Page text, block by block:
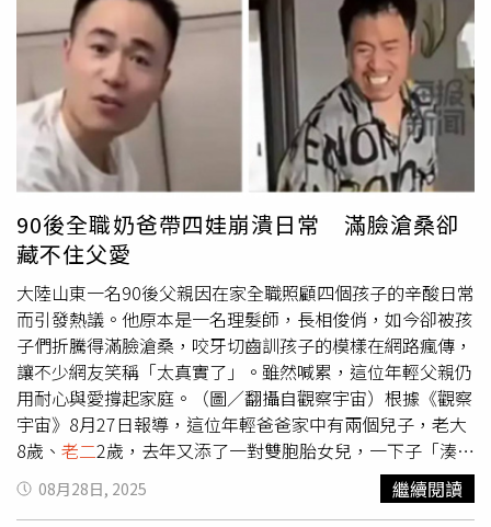
你應援的感覺，我覺得非常好。善用刻板印象：將「劣勢」
轉化為「攻擊」武器談到女團與男團在牌風上的差異，凱莉
認為男生很著重在打牌這個技巧啊，而她覺得：「我覺得每
個人都很像男生，大家都打得很激進」，打破了普遍覺得女
生偏弱的印象。她承認，女生上牌桌會遇到的最大挑戰是男
生會覺得說女生比較好打吧，一開始她也覺得這是劣勢，感
覺上桌每個人都在盯著我打，像是「臭魚」被大家虎視眈
眈。但現在，她已將心態轉化：「那表示我形象好啊！」她
發現，由於大家普遍覺得女生比較不敢 bluff（偷雞），所
以她 bluff 的機率反而比較容易成功。她總結道：「你要善
用大家覺得你普遍對你的刻板印象是什麼，來去攻擊他們。
可以是劣勢，也可以是優勢」。在牌桌上，身為目光焦點的
女性玩家確實會吸引全場注意，但凱莉認為這是優勢：「我
比較能夠跟桌上的人打成一片，大家比較會願意跟漂亮的女
生聊天」。透過聊天，她可以進行心理戰，達到知己知彼才
能百戰百勝的目的。至於如何面對下風期，凱莉強調「自我
調適是一個很重要的」，要找到放鬆紓壓的方式，並在下風
期時不要做這麼多進攻，可以稍微防守多一點，這些都是靠
經驗累積。拒絕單一風格：不只是撲克，是百變的藝術家凱
並申請退休，後進入凌天航空駕駛醫療直升機。（圖／翻攝
李蒨蓉臉書）凌天航空表示，歲修延期是因俄烏戰爭影響，
零件無法準時送達，而根據原始採購書內容，並沒有規定要
有備用機，採購書中要求「一島一架」飛機和備援機制，目
前疾病後送備用是由空勤總隊備用負責。凌天航空強調，凌
天的確曾有三架飛機，但第三架因沒有履約案件使用而註
銷，且凌天使用航機成本是所有廠商中最高的，評審委員審
議後也認為「沒有什麼收入」，偏向公益性質，此外，在直
升機歲修、空勤總隊支援期間，還是由凌天醫護人員隨機，
沒有聽說有患者在直升機上病逝。對此，本刊多次致電連江
縣政府衛生局，截稿前未獲回應。
「台灣必買伴手禮」、「Taiwan No.1 Souvenir」等字樣，
認為恐怕有誤導觀光客的疑慮。（圖／翻攝FB／懶僕人）
這名民眾進一步指出，在陳情內容中，她清楚註明了商品名
稱、外觀不雅的情形，並描述商品的販售地點與宣傳方式，
指出可能造成的負面影響，包括：影響旅客觀感、對小朋友
認知造成干擾等等。話題引起網友共鳴，不少網友加入討
論：「真的！這禮拜去看到一堆廣告牌，有夠低俗……說是
台灣伴手禮但根本就沒人在天天吃這個」、「到底什麼時候
要被淘汰」、「最靠北的是標榜『台灣熱門伴手禮』，○，
誰○○伴手禮收到一根
般成年人看到就會覺得不適了，更何況可能有小朋友看到
吧。第一次去西門町有嚇到，想說這什麼鬼也太噁了。」、
「真的覺得那很離譜。而且甚至設在西門町，西門町那麼多
觀光客欸！搞不好真的都以為大雕燒是台灣特產。」、「很
多地方都有陽具崇拜的文化，但像大雕燒這種一點文化脈絡
都沒有，純粹就是超級粗糙又低俗的商業化產物真的很不
行。」原PO民眾也在回覆中回憶，自己在國中時第一次看
到這類商品，雖然當下感到驚訝，卻未意識到其中的問題。
直到長大後，她才逐漸意識到這樣公開販售其實非常不妥，
90後全職奶爸帶四娃崩潰日常 滿臉滄桑卻
藏不住父愛
大陸山東一名90後父親因在家全職照顧四個孩子的辛酸日常
而引發熱議。他原本是一名理髮師，長相俊俏，如今卻被孩
子們折騰得滿臉滄桑，咬牙切齒訓孩子的模樣在網路瘋傳，
讓不少網友笑稱「太真實了」。雖然喊累，這位年輕父親仍
用耐心與愛撐起家庭。（圖／翻攝自觀察宇宙）根據《觀察
宇宙》8月27日報導，這位年輕爸爸家中有兩個兒子，老大
8歲、 老二2歲，去年又添了一對雙胞胎女兒，一下子「湊齊
四大神獸」。自從雙胞胎出生後，他辭去工作，在家全職帶
娃，由妻子外出賺錢養家。起初他以為「帶孩子應該比上班
08月28日, 2025 繼續閱讀